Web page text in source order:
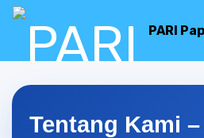
PARI
Tentang Kami –